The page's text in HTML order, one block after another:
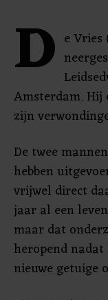
D e
Amsterdam. Hij
zijn
De twee
hebben
vrijwel direct
jaar al een
maar dat
heropend
nieuwe getuige